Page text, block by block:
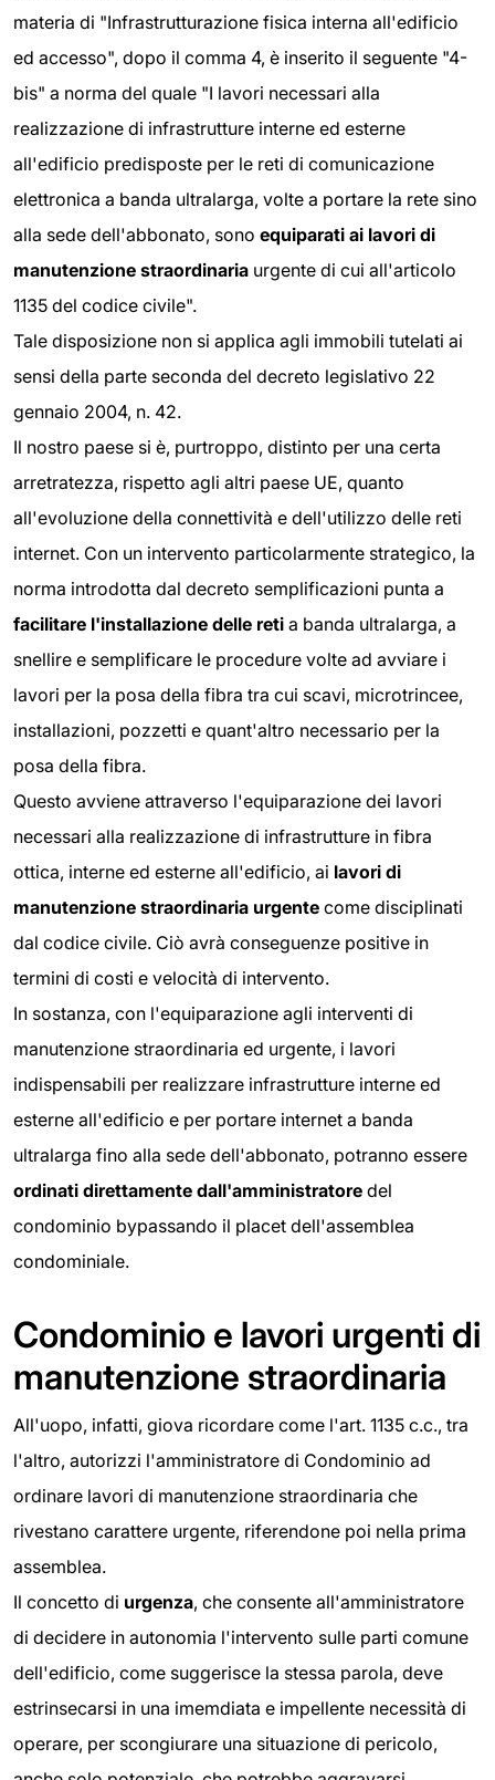
materia di "Infrastrutturazione fisica interna all'edificio
ed accesso", dopo il comma 4, è inserito il seguente "4-
bis" a norma del quale "I lavori necessari alla
realizzazione di infrastrutture interne ed esterne
all'edificio predisposte per le reti di comunicazione
elettronica a banda ultralarga, volte a portare la rete sino
alla sede dell'abbonato, sono equiparati ai lavori di
manutenzione straordinaria urgente di cui all'articolo
1135 del codice civile".
Tale disposizione non si applica agli immobili tutelati ai
sensi della parte seconda del decreto legislativo 22
gennaio 2004, n. 42.
Il nostro paese si è, purtroppo, distinto per una certa
arretratezza, rispetto agli altri paese UE, quanto
all'evoluzione della connettività e dell'utilizzo delle reti
internet. Con un intervento particolarmente strategico, la
norma introdotta dal decreto semplificazioni punta a
facilitare l'installazione delle reti a banda ultralarga, a
snellire e semplificare le procedure volte ad avviare i
lavori per la posa della fibra tra cui scavi, microtrincee,
installazioni, pozzetti e quant'altro necessario per la
posa della fibra.
Questo avviene attraverso l'equiparazione dei lavori
necessari alla realizzazione di infrastrutture in fibra
ottica, interne ed esterne all'edificio, ai lavori di
manutenzione straordinaria urgente come disciplinati
dal codice civile. Ciò avrà conseguenze positive in
termini di costi e velocità di intervento.
In sostanza, con l'equiparazione agli interventi di
manutenzione straordinaria ed urgente, i lavori
indispensabili per realizzare infrastrutture interne ed
esterne all'edificio e per portare internet a banda
ultralarga fino alla sede dell'abbonato, potranno essere
ordinati direttamente dall'amministratore del
condominio bypassando il placet dell'assemblea
condominiale.
Condominio e lavori urgenti di
manutenzione straordinaria
All'uopo, infatti, giova ricordare come l'art. 1135 c.c., tra
l'altro, autorizzi l'amministratore di Condominio ad
ordinare lavori di manutenzione straordinaria che
rivestano carattere urgente, riferendone poi nella prima
assemblea.
Il concetto di urgenza, che consente all'amministratore
di decidere in autonomia l'intervento sulle parti comune
dell'edificio, come suggerisce la stessa parola, deve
estrinsecarsi in una imemdiata e impellente necessità di
operare, per scongiurare una situazione di pericolo,